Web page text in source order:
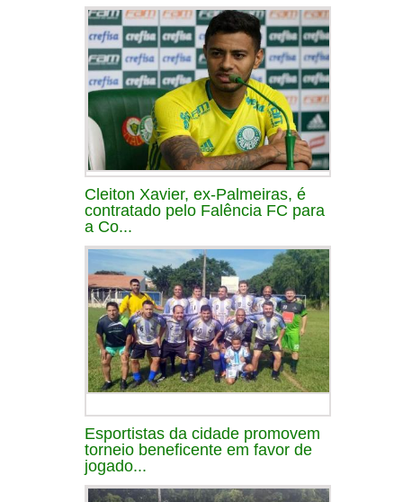
Cleiton Xavier, ex-Palmeiras, é
contratado pelo Falência FC para
a Co...
Esportistas da cidade promovem
torneio beneficente em favor de
jogado...